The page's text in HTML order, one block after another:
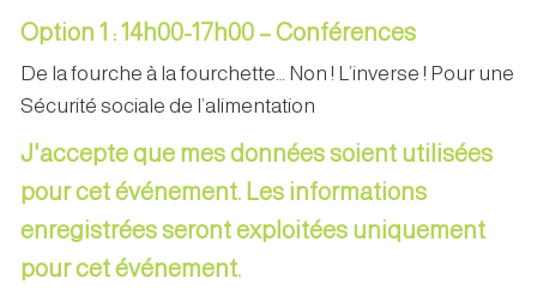
Option 1 : 14h00-17h00 – Conférences
De la fourche à la fourchette… Non ! L’inverse ! Pour une
Sécurité sociale de l’alimentation
J'accepte que mes données soient utilisées
pour cet événement. Les informations
enregistrées seront exploitées uniquement
pour cet événement.